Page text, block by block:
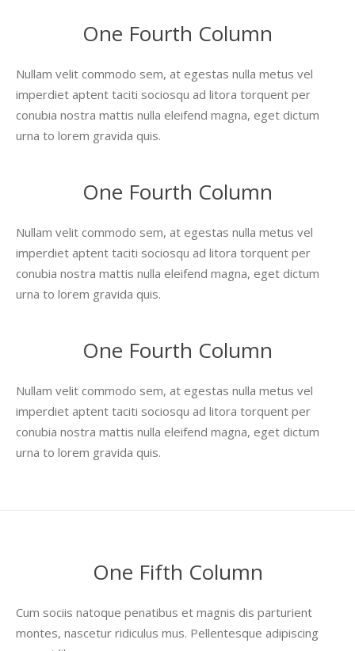
One Fourth Column
Nullam velit commodo sem, at egestas nulla metus vel
imperdiet aptent taciti sociosqu ad litora torquent per
conubia nostra mattis nulla eleifend magna, eget dictum
urna to lorem gravida quis.
One Fourth Column
Nullam velit commodo sem, at egestas nulla metus vel
imperdiet aptent taciti sociosqu ad litora torquent per
conubia nostra mattis nulla eleifend magna, eget dictum
urna to lorem gravida quis.
One Fourth Column
Nullam velit commodo sem, at egestas nulla metus vel
imperdiet aptent taciti sociosqu ad litora torquent per
conubia nostra mattis nulla eleifend magna, eget dictum
urna to lorem gravida quis.
One Fifth Column
Cum sociis natoque penatibus et magnis dis parturient
montes, nascetur ridiculus mus. Pellentesque adipiscing